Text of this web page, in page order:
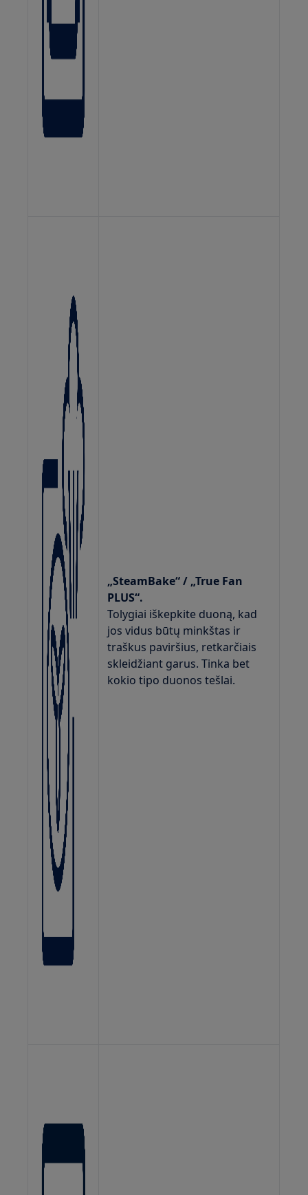
„SteamBake“ / „True Fan
PLUS“.
Tolygiai iškepkite duoną, kad
jos vidus būtų minkštas ir
traškus paviršius, retkarčiais
skleidžiant garus. Tinka bet
kokio tipo duonos tešlai.